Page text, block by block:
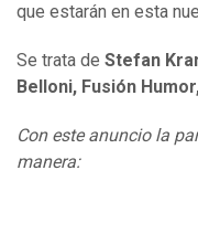
que estarán en esta
Se trata de Stefan
Belloni, Fusión
Con este anuncio la
manera: